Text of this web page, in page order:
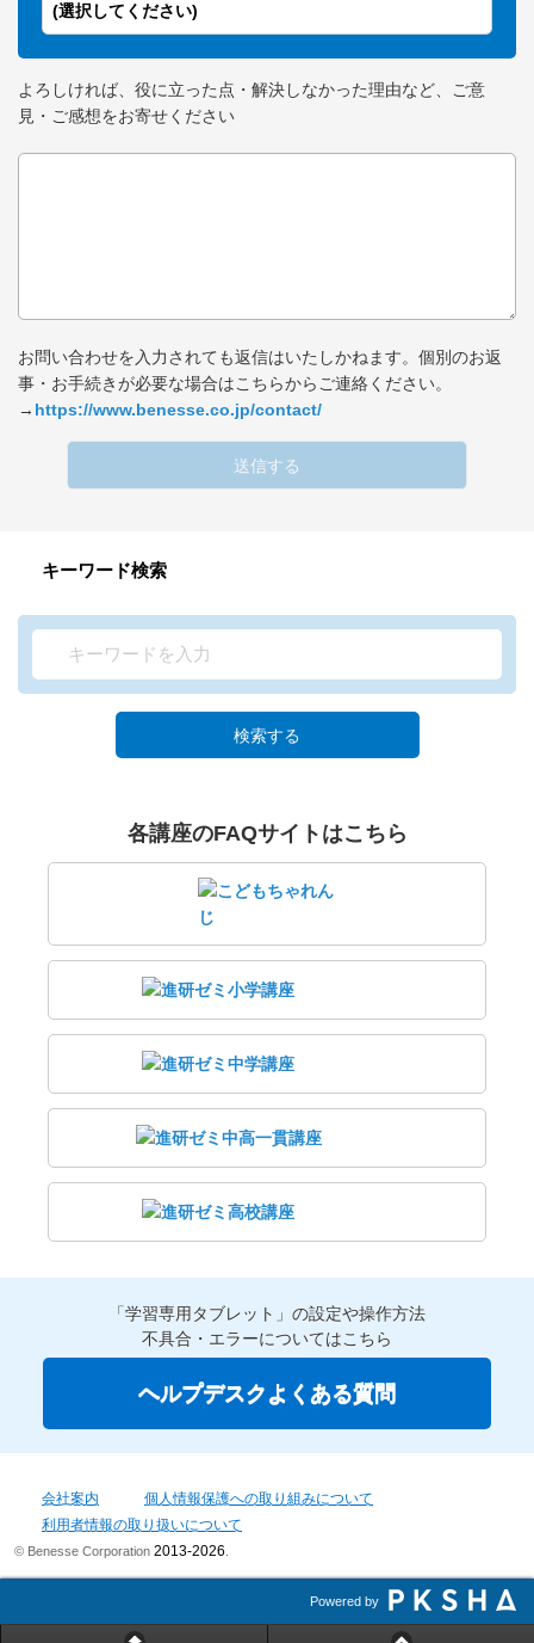
(選択してください)
よろしければ、役に立った点・解決しなかった理由など、ご意
見・ご感想をお寄せください
お問い合わせを入力されても返信はいたしかねます。個別のお返
事・お手続きが必要な場合はこちらからご連絡ください。
→ https://www.benesse.co.jp/contact/
送信する
キーワード検索
検索する
各講座のFAQサイトはこちら
「学習専用タブレット」の設定や操作方法
不具合・エラーについてはこちら
ヘルプデスクよくある質問
会社案内
個人情報保護への取り組みについて
利用者情報の取り扱いについて
© Benesse Corporation 2013-2026
Powered by